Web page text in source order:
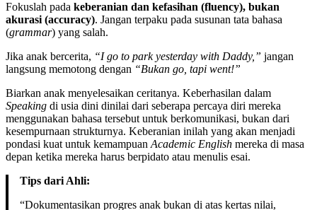
Fokuslah pada keberanian dan kefasihan (fluency), bukan
akurasi (accuracy). Jangan terpaku pada susunan tata bahasa
(grammar) yang salah.
Jika anak bercerita, “I go to park yesterday with Daddy,” jangan
langsung memotong dengan “Bukan go, tapi went!”
Biarkan anak menyelesaikan ceritanya. Keberhasilan dalam
Speaking di usia dini dinilai dari seberapa percaya diri mereka
menggunakan bahasa tersebut untuk berkomunikasi, bukan dari
kesempurnaan strukturnya. Keberanian inilah yang akan menjadi
pondasi kuat untuk kemampuan Academic English mereka di masa
depan ketika mereka harus berpidato atau menulis esai.
Tips dari Ahli:
“Dokumentasikan progres anak bukan di atas kertas nilai,